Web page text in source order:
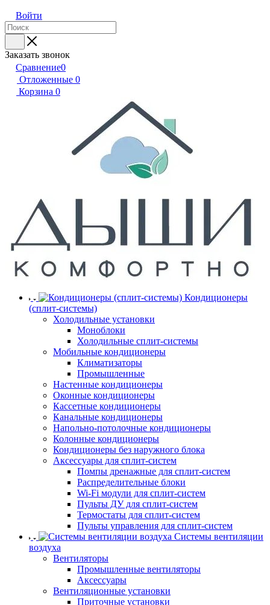
Войти
Заказать звонок
Сравнение0
Отложенные 0
Корзина 0
Кондиционеры
(сплит-системы)
Холодильные установки
Моноблоки
Холодильные сплит-системы
Мобильные кондиционеры
Климатизаторы
Промышленные
Настенные кондиционеры
Оконные кондиционеры
Кассетные кондиционеры
Канальные кондиционеры
Напольно-потолочные кондиционеры
Колонные кондиционеры
Кондиционеры без наружного блока
Аксессуары для сплит-систем
Помпы дренажные для сплит-систем
Распределительные блоки
Wi-Fi модули для сплит-систем
Пульты ДУ для сплит-систем
Термостаты для сплит-систем
Пульты управления для сплит-систем
Системы вентиляции
воздуха
Вентиляторы
Промышленные вентиляторы
Аксессуары
Вентиляционные установки
Приточные установки